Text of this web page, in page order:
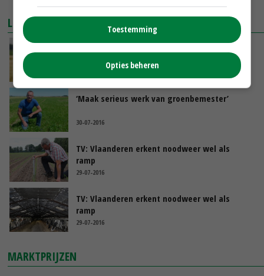
LEES OOK
wintergerst’
‘Maak serieus werk van groenbemester’
30-07-2016
TV: Vlaanderen erkent noodweer wel als
ramp
29-07-2016
TV: Vlaanderen erkent noodweer wel als
ramp
29-07-2016
MARKTPRIJZEN
Toestemming
Opties beheren